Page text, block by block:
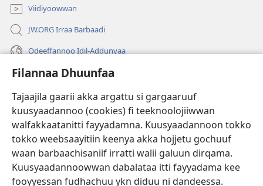
Filannaa Dhuunfaa
Tajaajila gaarii akka argattu si gargaaruuf
kuusyaadannoo (cookies) fi teeknoolojiiwwan
walfakkaatanitti fayyadamna. Kuusyaadannoon tokko
tokko weebsaayitiin keenya akka hojjetu gochuuf
waan barbaachisaniif irratti walii galuun dirqama.
Kuusyaadannoowwan dabalataa itti fayyadama kee
fooyyessan fudhachuu ykn diduu ni dandeessa.
Viidiyoowwan
JW.ORG Irraa Barbaadi
Odeeffannoo Idil-Addunyaa
Gargaarsa
Buusii
(opens
new
window)"LAAYIBRARII INTARNEETIIRRAA"
(opens
new
window)
®
(opens
new